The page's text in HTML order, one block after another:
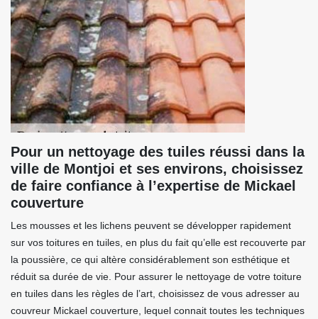
Pour un nettoyage des tuiles réussi dans la
ville de Montjoi et ses environs, choisissez
de faire confiance à l’expertise de Mickael
couverture
Les mousses et les lichens peuvent se développer rapidement
sur vos toitures en tuiles, en plus du fait qu’elle est recouverte par
la poussière, ce qui altère considérablement son esthétique et
réduit sa durée de vie. Pour assurer le nettoyage de votre toiture
en tuiles dans les règles de l’art, choisissez de vous adresser au
couvreur Mickael couverture, lequel connait toutes les techniques